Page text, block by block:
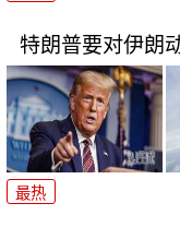
特朗普要对伊朗
最热